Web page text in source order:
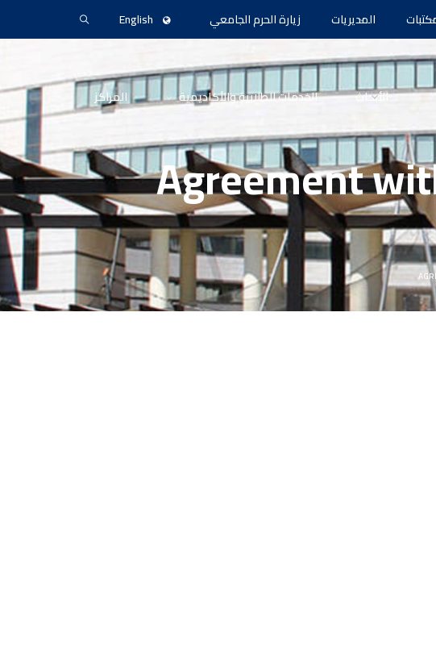
المديريات زيارة الحرم الجامعي English
الأبحاث الخدمات الطلابية والأكاديمية المراكز
Agreement